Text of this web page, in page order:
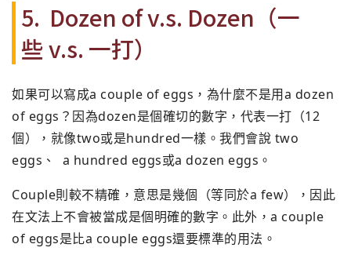
5. Dozen of v.s. Dozen（一
些 v.s. 一打）
如果可以寫成a couple of eggs，為什麼不是用a dozen
of eggs？因為dozen是個確切的數字，代表一打（12
個）， 就像two或是hundred一樣。我們會說 two
eggs、 a hundred eggs或a dozen eggs。
Couple則較不精確，意思是幾個（等同於a few），因此
在文法上不會被當成是個明確的數字。此外，a couple
of eggs是比a couple eggs還要標準的用法。